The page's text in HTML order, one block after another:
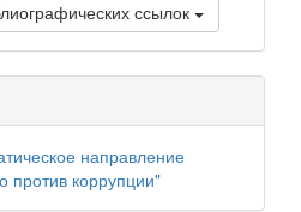
ссылок
направление
против коррупции"